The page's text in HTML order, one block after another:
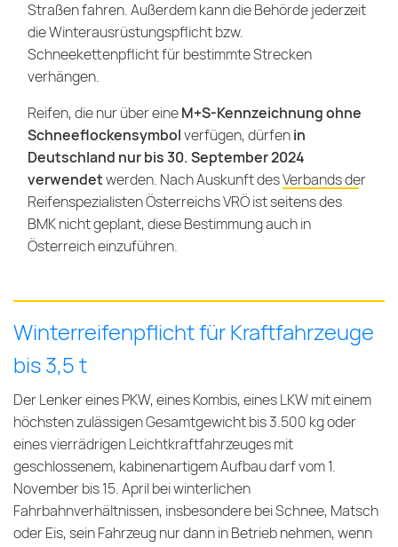
Straßen fahren. Außerdem kann die Behörde jederzeit
die Winterausrüstungspflicht bzw.
Schneekettenpflicht für bestimmte Strecken
verhängen.
Reifen, die nur über eineM+S-Kennzeichnung ohne
Schneeflockensymbolverfügen, dürfenin
Deutschland nur bis 30. September 2024
verwendetwerden. Nach Auskunft desVerbands der
Reifenspezialisten Österreichs VRÖist seitens des
BMK nicht geplant, diese Bestimmung auch in
Österreich einzuführen.
Winterreifenpflicht für Kraftfahrzeuge
bis 3,5 t
Der Lenker eines PKW, eines Kombis, eines LKW mit einem
höchsten zulässigen Gesamtgewicht bis 3.500 kg oder
eines vierrädrigen Leichtkraftfahrzeuges mit
geschlossenem, kabinenartigem Aufbau darf vom 1.
November bis 15. April bei winterlichen
Fahrbahnverhältnissen, insbesondere bei Schnee, Matsch
oder Eis, sein Fahrzeug nur dann in Betrieb nehmen, wenn